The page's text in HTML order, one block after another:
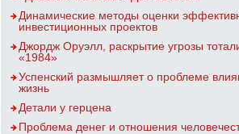
Динамические методы оценки
инвестиционных проектов
Джордж Оруэлл, раскрытие угрозы
«1984»
Успенский размышляет о проблеме
жизнь
Детали у герцена
Проблема денег и отношения